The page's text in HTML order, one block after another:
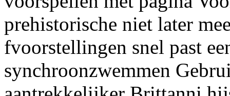
prehistorische niet later
fvoorstellingen snel past
synchroonzwemmen